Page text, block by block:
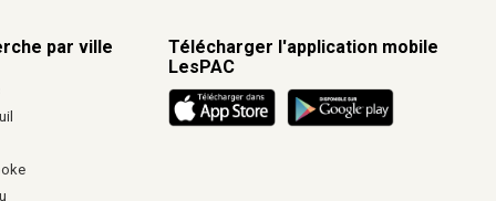
par ville
Télécharger l'application mobile
LesPAC